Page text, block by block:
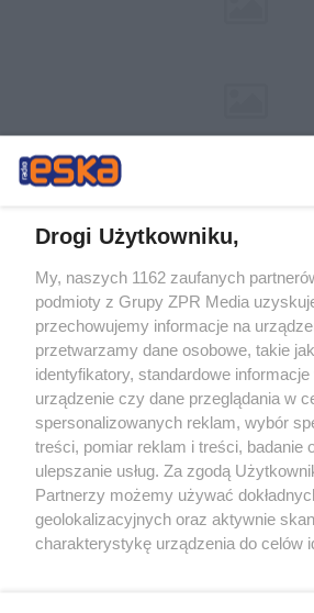
Żaden utwór zamieszczony w serwisie nie
rozpowszechniany lub dalej rozpowszechniany
tym także elektroniczny lub mechaniczny) na
eksploatacji w jakiejkolwiek formie, włącznie z
Internecie bez pisemnej zgody właściciela
wykorzystanie utworów w całości lub w części
tzn. bez właściwej zgody, jest zabronione pod
ścigane prawnie.
Drogi Użytkowniku,
My, naszych 1162 zaufanych
podmioty z Grupy ZPR Media
przechowujemy informacje na
przetwarzamy dane osobowe, takie
identyfikatory, standardowe informacje
urządzenie czy dane przeglądania w
spersonalizowanych reklam, wybór
treści, pomiar reklam i treści, badanie
ulepszanie usług. Za zgodą
Partnerzy możemy używać
geolokalizacyjnych oraz aktywnie
charakterystykę urządzenia do celów